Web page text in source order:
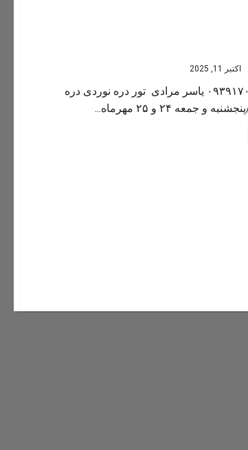
اکتبر 11, 2025
هماهنگی: ۰۹۳۹۱۷۰۶۶۰۰ یاسر مرادی تور دره نوردی دره
و جمعه ۲۴ و ۲۵ مهرماه...